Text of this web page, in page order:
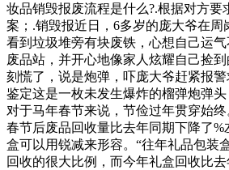
妆品销毁报废流程是什么?.根据对方要
案；.销毁报近日，6多岁的庞大爷在周
看到垃圾堆旁有块废铁，心想自己运
废品站，并开心地像家人炫耀自己捡
刻慌了，说是炮弹，吓庞大爷赶紧报
鉴定这是一枚未发生爆炸的榴弹炮弹头
对于马年春节来说，节俭过年贯穿始终
春节后废品回收量比去年同期下降了
盒可以用锐减来形容。“往年礼品包装
回收的很大比例，而今年礼盒回收比